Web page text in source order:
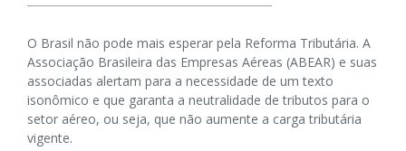
O Brasil não pode mais esperar pela Reforma Tributária. A
Associação Brasileira das Empresas Aéreas (ABEAR) e suas
associadas alertam para a necessidade de um texto
isonômico e que garanta a neutralidade de tributos para o
setor aéreo, ou seja, que não aumente a carga tributária
vigente.